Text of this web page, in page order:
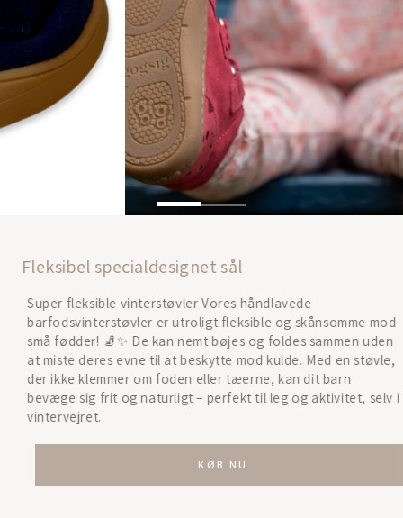
Fleksibel specialdesignet sål
Super fleksible vinterstøvler Vores håndlavede
barfodsvinterstøvler er utroligt fleksible og skånsomme mod
små fødder! 🧦✨ De kan nemt bøjes og foldes sammen uden
at miste deres evne til at beskytte mod kulde. Med en støvle,
der ikke klemmer om foden eller tæerne, kan dit barn
bevæge sig frit og naturligt – perfekt til leg og aktivitet, selv i
vintervejret.
KØB NU